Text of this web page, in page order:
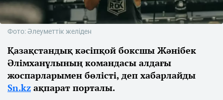
Фото: Әлеуметтік желіден
Қазақстандық кәсіпқой боксшы Жәнібек
Әлімханұлының командасы алдағы
жоспарларымен бөлісті, деп хабарлайды
Sn.kz ақпарат порталы.